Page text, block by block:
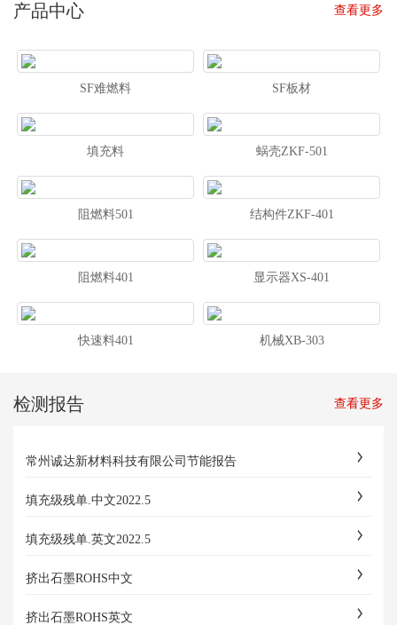
产品中心 查看更多
SF难燃料 SF板材
填充料 蜗壳ZKF-501
阻燃料501 结构件ZKF-401
阻燃料401 显示器XS-401
快速料401 机械XB-303
检测报告 查看更多
常州诚达新材料科技有限公司节能报告
填充级残单.中文2022.5
填充级残单.英文2022.5
挤出石墨ROHS中文
挤出石墨ROHS英文